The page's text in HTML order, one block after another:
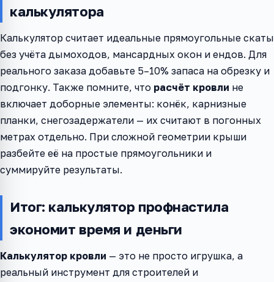
калькулятора
Калькулятор считает идеальные прямоугольные скаты
без учёта дымоходов, мансардных окон и ендов. Для
реального заказа добавьте 5–10% запаса на обрезку и
подгонку. Также помните, что расчёт кровли не
включает доборные элементы: конёк, карнизные
планки, снегозадержатели — их считают в погонных
метрах отдельно. При сложной геометрии крыши
разбейте её на простые прямоугольники и
суммируйте результаты.
Итог: калькулятор профнастила
экономит время и деньги
Калькулятор кровли — это не просто игрушка, а
реальный инструмент для строителей и